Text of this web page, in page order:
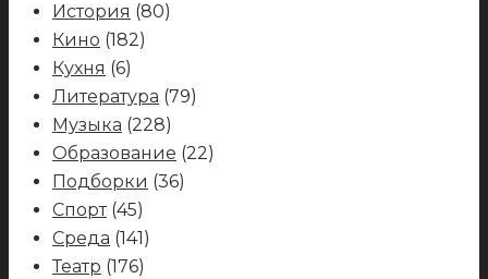
История (80)
Кино (182)
Кухня (6)
Литература (79)
Музыка (228)
Образование (22)
Подборки (36)
Спорт(45)
Среда (141)
Театр (176)